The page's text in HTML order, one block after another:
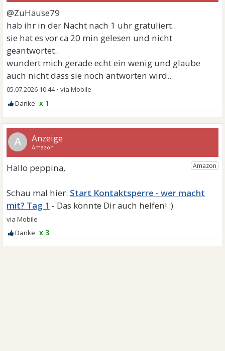
@ZuHause79
hab ihr in der Nacht nach 1 uhr gratuliert..
sie hat es vor ca 20 min gelesen und nicht
geantwortet..
wundert mich gerade echt ein wenig und glaube
auch nicht dass sie noch antworten wird..
05.07.2026 10:44•
x 1
A
Start Kontaktsperre - wer macht
mit? Tag 1
x 3